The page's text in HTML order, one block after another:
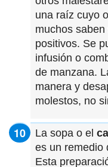
una raíz cuyo
muchos
positivos. Se
infusión o
de manzana.
manera y
molestos, no
La sopa o el
es un remedio
Esta